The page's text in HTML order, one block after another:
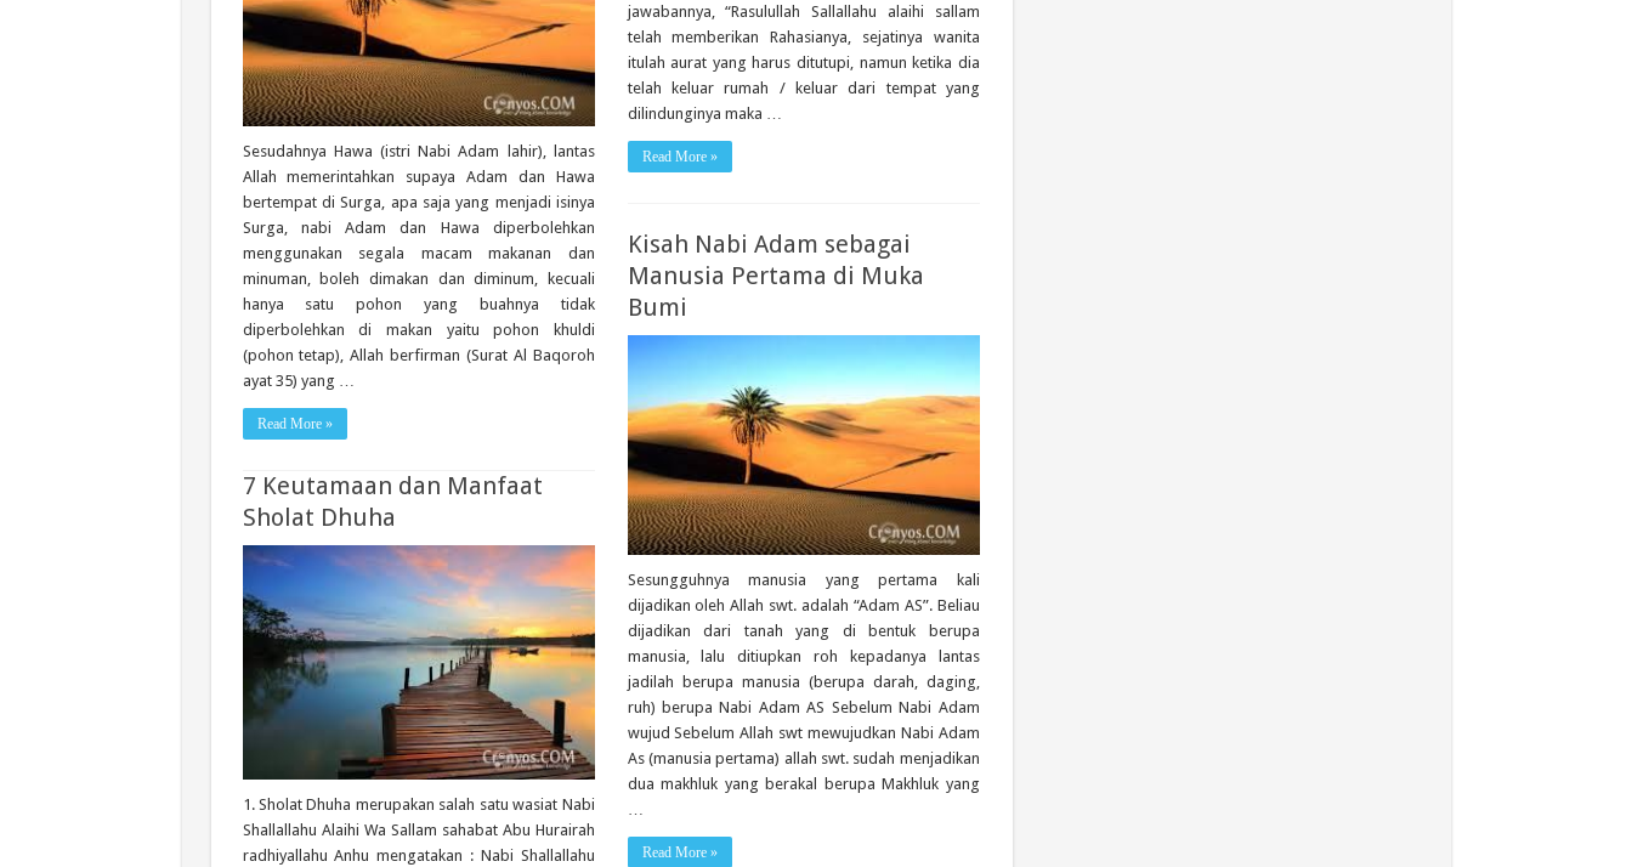
jawabannya, “Rasulullah Sallallahu alaihi sallam
telah memberikan Rahasianya, sejatinya wanita
itulah aurat yang harus ditutupi, namun ketika dia
telah keluar rumah / keluar dari tempat yang
dilindunginya maka …
Read More »
Sesudahnya Hawa (istri Nabi Adam lahir), lantas
Allah memerintahkan supaya Adam dan Hawa
bertempat di Surga, apa saja yang menjadi isinya
Surga, nabi Adam dan Hawa diperbolehkan
menggunakan segala macam makanan dan
minuman, boleh dimakan dan diminum, kecuali
hanya satu pohon yang buahnya tidak
diperbolehkan di makan yaitu pohon khuldi
(pohon tetap), Allah berfirman (Surat Al Baqoroh
ayat 35) yang …
Read More »
Kisah Nabi Adam sebagai
Manusia Pertama di Muka
Bumi
Sesungguhnya manusia yang pertama kali
dijadikan oleh Allah swt. adalah “Adam AS”. Beliau
dijadikan dari tanah yang di bentuk berupa
manusia, lalu ditiupkan roh kepadanya lantas
jadilah berupa manusia (berupa darah, daging,
ruh) berupa Nabi Adam AS Sebelum Nabi Adam
wujud Sebelum Allah swt mewujudkan Nabi Adam
As (manusia pertama) allah swt. sudah menjadikan
dua makhluk yang berakal berupa Makhluk yang
Read More »
7 Keutamaan dan Manfaat
Sholat Dhuha
1. Sholat Dhuha merupakan salah satu wasiat Nabi
Shallallahu Alaihi Wa Sallam sahabat Abu Hurairah
radhiyallahu Anhu mengatakan : Nabi Shallallahu